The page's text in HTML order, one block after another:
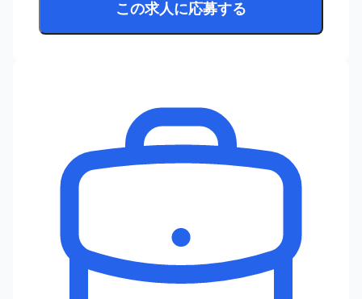
この求人に応募する